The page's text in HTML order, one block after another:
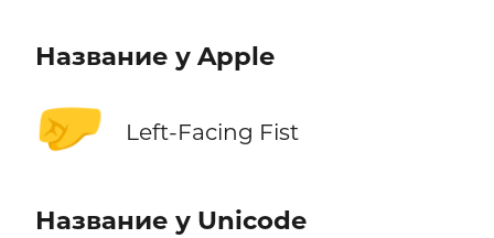
Название у Apple
🤛 Left-Facing Fist
Название у Unicode